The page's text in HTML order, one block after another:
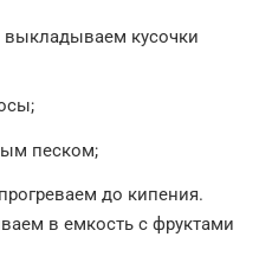
кусочки
песком;
до кипения.
в емкость с фруктами